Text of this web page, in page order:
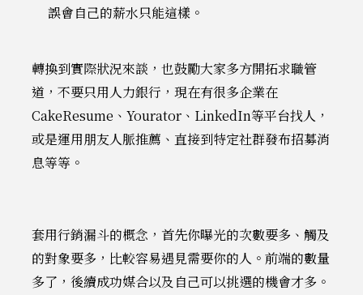
誤會自己的薪水只能這樣。
轉換到實際狀況來談，也鼓勵大家多方開拓求職管
道，不要只用人力銀行，現在有很多企業在
CakeResume、Yourator、LinkedIn等平台找人，
或是運用朋友人脈推薦、直接到特定社群發布招募消
息等等。
套用行銷漏斗的概念，首先你曝光的次數要多、觸及
的對象要多，比較容易遇見需要你的人。前端的數量
多了，後續成功媒合以及自己可以挑選的機會才多。